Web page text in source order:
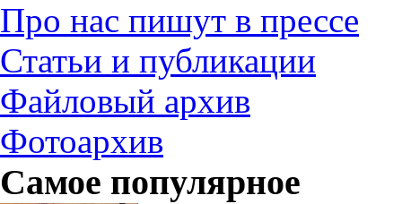
Про нас пишут в прессе
Статьи и публикации
Файловый архив
Фотоархив
Самое популярное